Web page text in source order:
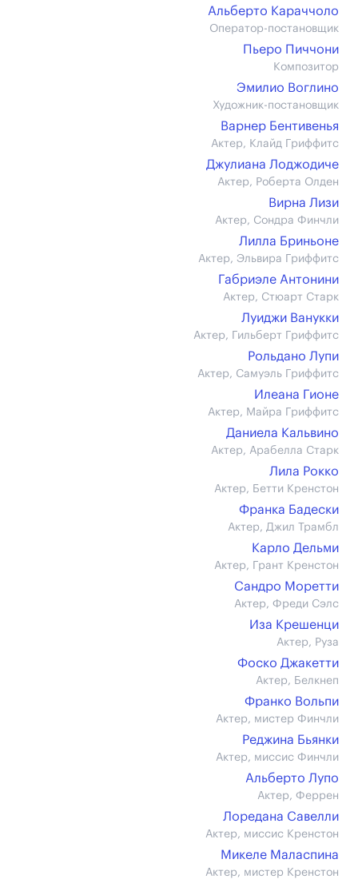
Альберто Караччоло
Оператор-постановщик
Пьеро Пиччони
Композитор
Эмилио Воглино
Художник-постановщик
Варнер Бентивенья
Актер, Клайд Гриффитс
Джулиана Лоджодиче
Актер, Роберта Олден
Вирна Лизи
Актер, Сондра Финчли
Лилла Бриньоне
Актер, Эльвира Гриффитс
Габриэле Антонини
Актер, Стюарт Старк
Луиджи Ванукки
Актер, Гильберт Гриффитс
Рольдано Лупи
Актер, Самуэль Гриффитс
Илеана Гионе
Актер, Майра Гриффитс
Даниела Кальвино
Актер, Арабелла Старк
Лила Рокко
Актер, Бетти Кренстон
Франка Бадески
Актер, Джил Трамбл
Карло Дельми
Актер, Грант Кренстон
Сандро Моретти
Актер, Фреди Сэлс
Иза Крешенци
Актер, Руза
Фоско Джакетти
Актер, Белкнеп
Франко Вольпи
Актер, мистер Финчли
Реджина Бьянки
Актер, миссис Финчли
Альберто Лупо
Актер, Феррен
Лоредана Савелли
Актер, миссис Кренстон
Микеле Маласпина
Актер, мистер Кренстон